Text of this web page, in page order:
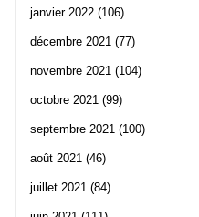
janvier 2022 (106)
décembre 2021 (77)
novembre 2021 (104)
octobre 2021 (99)
septembre 2021 (100)
août 2021 (46)
juillet 2021 (84)